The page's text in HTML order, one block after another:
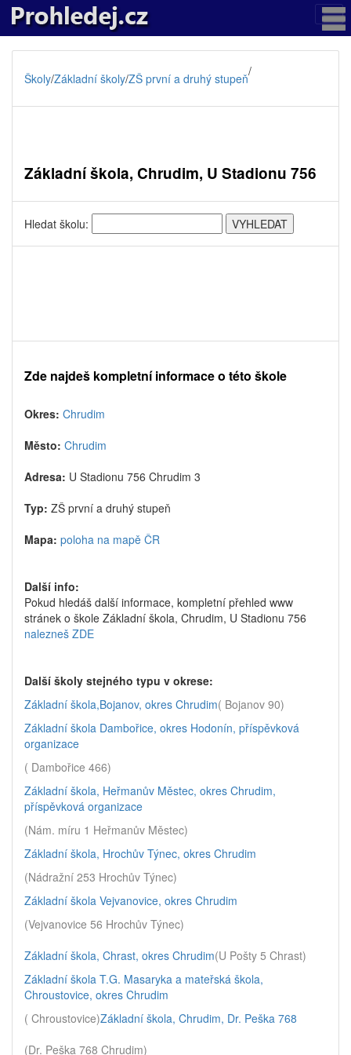
Školy/Základní školy/ZŠ první a druhý stupeň/
Základní škola, Chrudim, U Stadionu 756
Hledat školu:
Zde najdeš kompletní informace o této škole
Okres: Chrudim
Město: Chrudim
Adresa: U Stadionu 756 Chrudim 3
Typ: ZŠ první a druhý stupeň
Mapa: poloha na mapě ČR
Další info:
Pokud hledáš další informace, kompletní přehled www
stránek o škole Základní škola, Chrudim, U Stadionu 756
nalezneš ZDE
Další školy stejného typu v okrese:
Základní škola,Bojanov, okres Chrudim( Bojanov 90)
Základní škola Dambořice, okres Hodonín, příspěvková
organizace
( Dambořice 466)
Základní škola, Heřmanův Městec, okres Chrudim,
příspěvková organizace
(Nám. míru 1 Heřmanův Městec)
Základní škola, Hrochův Týnec, okres Chrudim
(Nádražní 253 Hrochův Týnec)
Základní škola Vejvanovice, okres Chrudim
(Vejvanovice 56 Hrochův Týnec)
Základní škola, Chrast, okres Chrudim(U Pošty 5 Chrast)
Základní škola T.G. Masaryka a mateřská škola,
Chroustovice, okres Chrudim
( Chroustovice)Základní škola, Chrudim, Dr. Peška 768
(Dr. Peška 768 Chrudim)